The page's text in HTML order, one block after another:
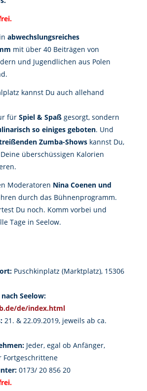
abwechslungsreiches
mit über 40 Beiträgen von
und Jugendlichen aus Polen
kannst Du auch allehand
für Spiel & Spaß gesorgt, sondern
so einiges geboten. Und
Zumba-Shows kannst Du,
überschüssigen Kalorien
Moderatoren Nina Coenen und
durch das Bühnenprogramm.
Du noch. Komm vorbei und
Tage in Seelow.
Puschkinplatz (Marktplatz), 15306
Seelow:
de/index.html
21. & 22.09.2019, jeweils ab ca.
Jeder, egal ob Anfänger,
Fortgeschrittene
0173/ 20 856 20